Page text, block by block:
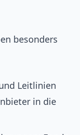
besonders
Leitlinien
in die